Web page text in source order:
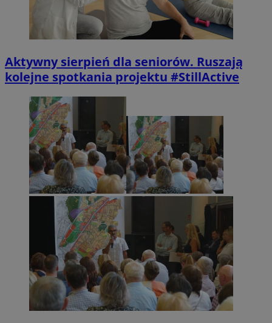
Aktywny sierpień dla seniorów. Ruszają
kolejne spotkania projektu #StillActive